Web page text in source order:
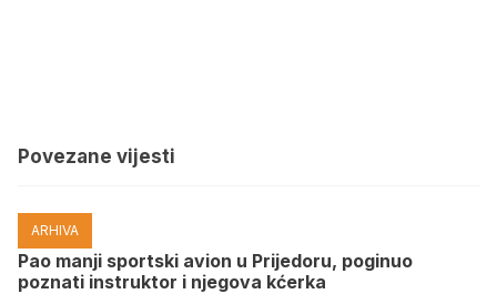
Povezane vijesti
ARHIVA
Pao manji sportski avion u Prijedoru, poginuo
poznati instruktor i njegova kćerka